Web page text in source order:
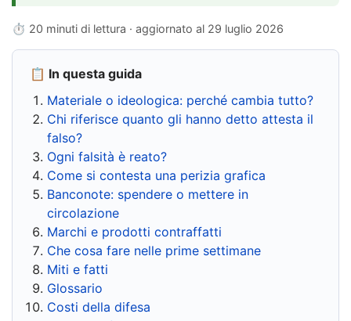
⏱ 20 minuti di lettura · aggiornato al 29 luglio 2026
📋 In questa guida
Materiale o ideologica: perché cambia tutto?
Chi riferisce quanto gli hanno detto attesta il
falso?
Ogni falsità è reato?
Come si contesta una perizia grafica
Banconote: spendere o mettere in
circolazione
Marchi e prodotti contraffatti
Che cosa fare nelle prime settimane
Miti e fatti
Glossario
Costi della difesa